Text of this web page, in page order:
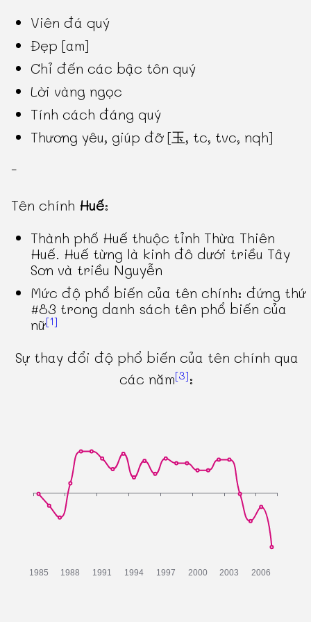
Viên đá quý
Đẹp [am]
Chỉ đến các bậc tôn quý
Lời vàng ngọc
Tính cách đáng quý
Thương yêu, giúp đỡ [玉, tc, tvc, nqh]
-
Tên chính Huế:
Thành phố Huế thuộc tỉnh Thừa Thiên
Huế. Huế từng là kinh đô dưới triều Tây
Sơn và triều Nguyễn
Mức độ phổ biến của tên chính: đứng thứ
#83 trong danh sách tên phổ biến của
nữ[1]
Sự thay đổi độ phổ biến của tên chính qua
các năm[3]: